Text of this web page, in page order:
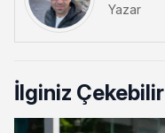
Yazar
İlginiz Çekebilir